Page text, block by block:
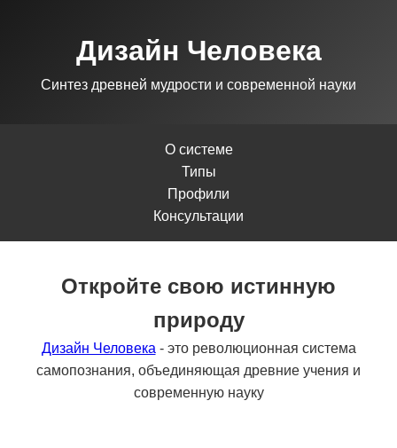
Дизайн Человека
Синтез древней мудрости и современной науки
О системе
Типы
Профили
Консультации
Откройте свою истинную
природу
Дизайн Человека - это революционная система
самопознания, объединяющая древние учения и
современную науку